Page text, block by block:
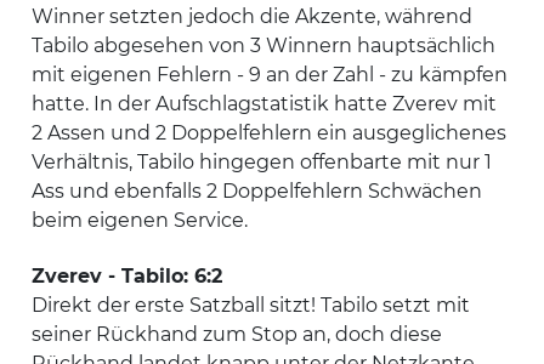
Winner setzten jedoch die Akzente, während
Tabilo abgesehen von 3 Winnern hauptsächlich
mit eigenen Fehlern - 9 an der Zahl - zu kämpfen
hatte. In der Aufschlagstatistik hatte Zverev mit
2 Assen und 2 Doppelfehlern ein ausgeglichenes
Verhältnis, Tabilo hingegen offenbarte mit nur 1
Ass und ebenfalls 2 Doppelfehlern Schwächen
beim eigenen Service.
Zverev - Tabilo: 6:2
Direkt der erste Satzball sitzt! Tabilo setzt mit
seiner Rückhand zum Stop an, doch diese